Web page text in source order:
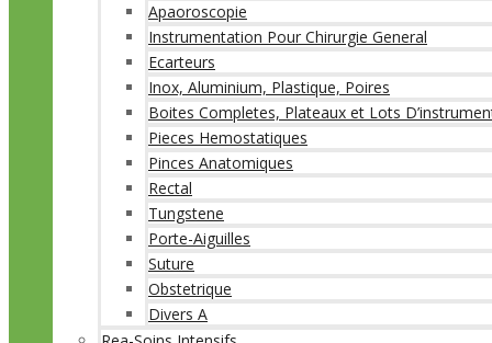
Apaoroscopie
Instrumentation Pour Chirurgie General
Ecarteurs
Inox, Aluminium, Plastique, Poires
Boites Completes, Plateaux et Lots
Pieces Hemostatiques
Pinces Anatomiques
Rectal
Tungstene
Porte-Aiguilles
Suture
Obstetrique
Divers A